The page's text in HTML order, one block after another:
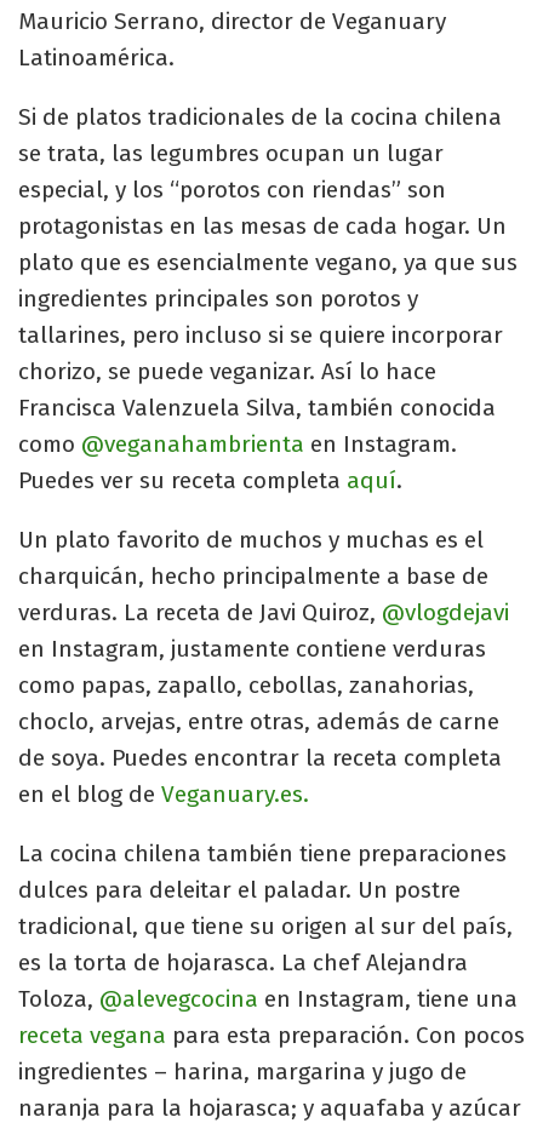
Mauricio Serrano, director de Veganuary
Latinoamérica.
Si de platos tradicionales de la cocina chilena
se trata, las legumbres ocupan un lugar
especial, y los “porotos con riendas” son
protagonistas en las mesas de cada hogar. Un
plato que es esencialmente vegano, ya que sus
ingredientes principales son porotos y
tallarines, pero incluso si se quiere incorporar
chorizo, se puede veganizar. Así lo hace
Francisca Valenzuela Silva, también conocida
como @veganahambrienta en Instagram.
Puedes ver su receta completa aquí.
Un plato favorito de muchos y muchas es el
charquicán, hecho principalmente a base de
verduras. La receta de Javi Quiroz, @vlogdejavi
en Instagram, justamente contiene verduras
como papas, zapallo, cebollas, zanahorias,
choclo, arvejas, entre otras, además de carne
de soya. Puedes encontrar la receta completa
en el blog de Veganuary.es.
La cocina chilena también tiene preparaciones
dulces para deleitar el paladar. Un postre
tradicional, que tiene su origen al sur del país,
es la torta de hojarasca. La chef Alejandra
Toloza, @alevegcocina en Instagram, tiene una
receta vegana para esta preparación. Con pocos
ingredientes – harina, margarina y jugo de
naranja para la hojarasca; y aquafaba y azúcar